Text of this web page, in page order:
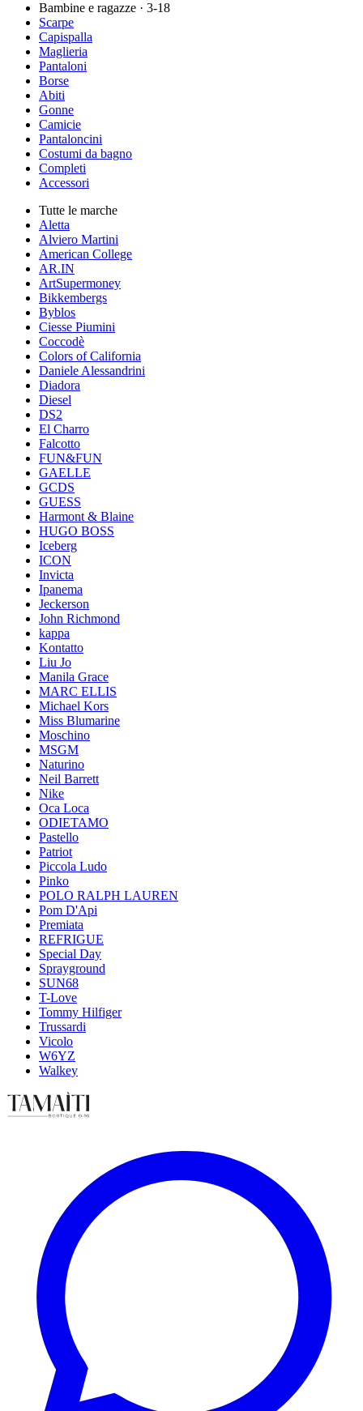
Bambine e ragazze · 3-18
Scarpe
Capispalla
Maglieria
Pantaloni
Borse
Abiti
Gonne
Camicie
Pantaloncini
Costumi da bagno
Completi
Accessori
Tutte le marche
Aletta
Alviero Martini
American College
AR.IN
ArtSupermoney
Bikkembergs
Byblos
Ciesse Piumini
Coccodè
Colors of California
Daniele Alessandrini
Diadora
Diesel
DS2
El Charro
Falcotto
FUN&FUN
GAELLE
GCDS
GUESS
Harmont & Blaine
HUGO BOSS
Iceberg
ICON
Invicta
Ipanema
Jeckerson
John Richmond
kappa
Kontatto
Liu Jo
Manila Grace
MARC ELLIS
Michael Kors
Miss Blumarine
Moschino
MSGM
Naturino
Neil Barrett
Nike
Oca Loca
ODIETAMO
Pastello
Patriot
Piccola Ludo
Pinko
POLO RALPH LAUREN
Pom D'Api
Premiata
REFRIGUE
Special Day
Sprayground
SUN68
T-Love
Tommy Hilfiger
Trussardi
Vicolo
W6YZ
Walkey